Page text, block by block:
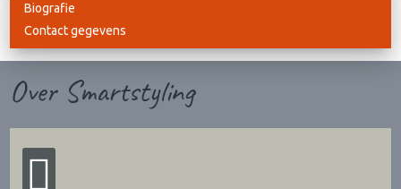
Biografie
Contact gegevens
Over Smartstyling